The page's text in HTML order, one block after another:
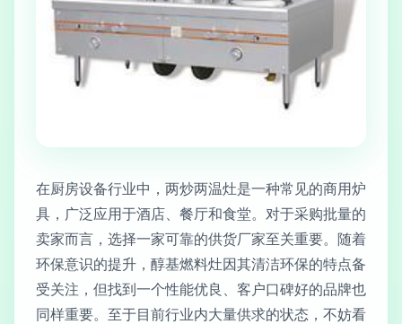
在厨房设备行业中，两炒两温灶是一种常见的商用炉
具，广泛应用于酒店、餐厅和食堂。对于采购批量的
卖家而言，选择一家可靠的供货厂家至关重要。随着
环保意识的提升，醇基燃料灶因其清洁环保的特点备
受关注，但找到一个性能优良、客户口碑好的品牌也
同样重要。至于目前行业内大量供求的状态，不妨看